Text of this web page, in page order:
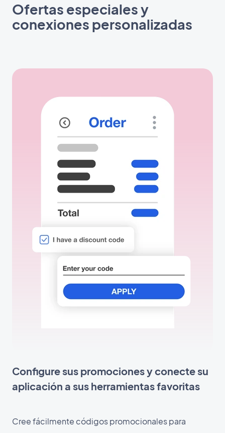
Ofertas especiales y
conexiones personalizadas
Configure sus promociones y conecte su
aplicación a sus herramientas favoritas
Cree fácilmente códigos promocionales para